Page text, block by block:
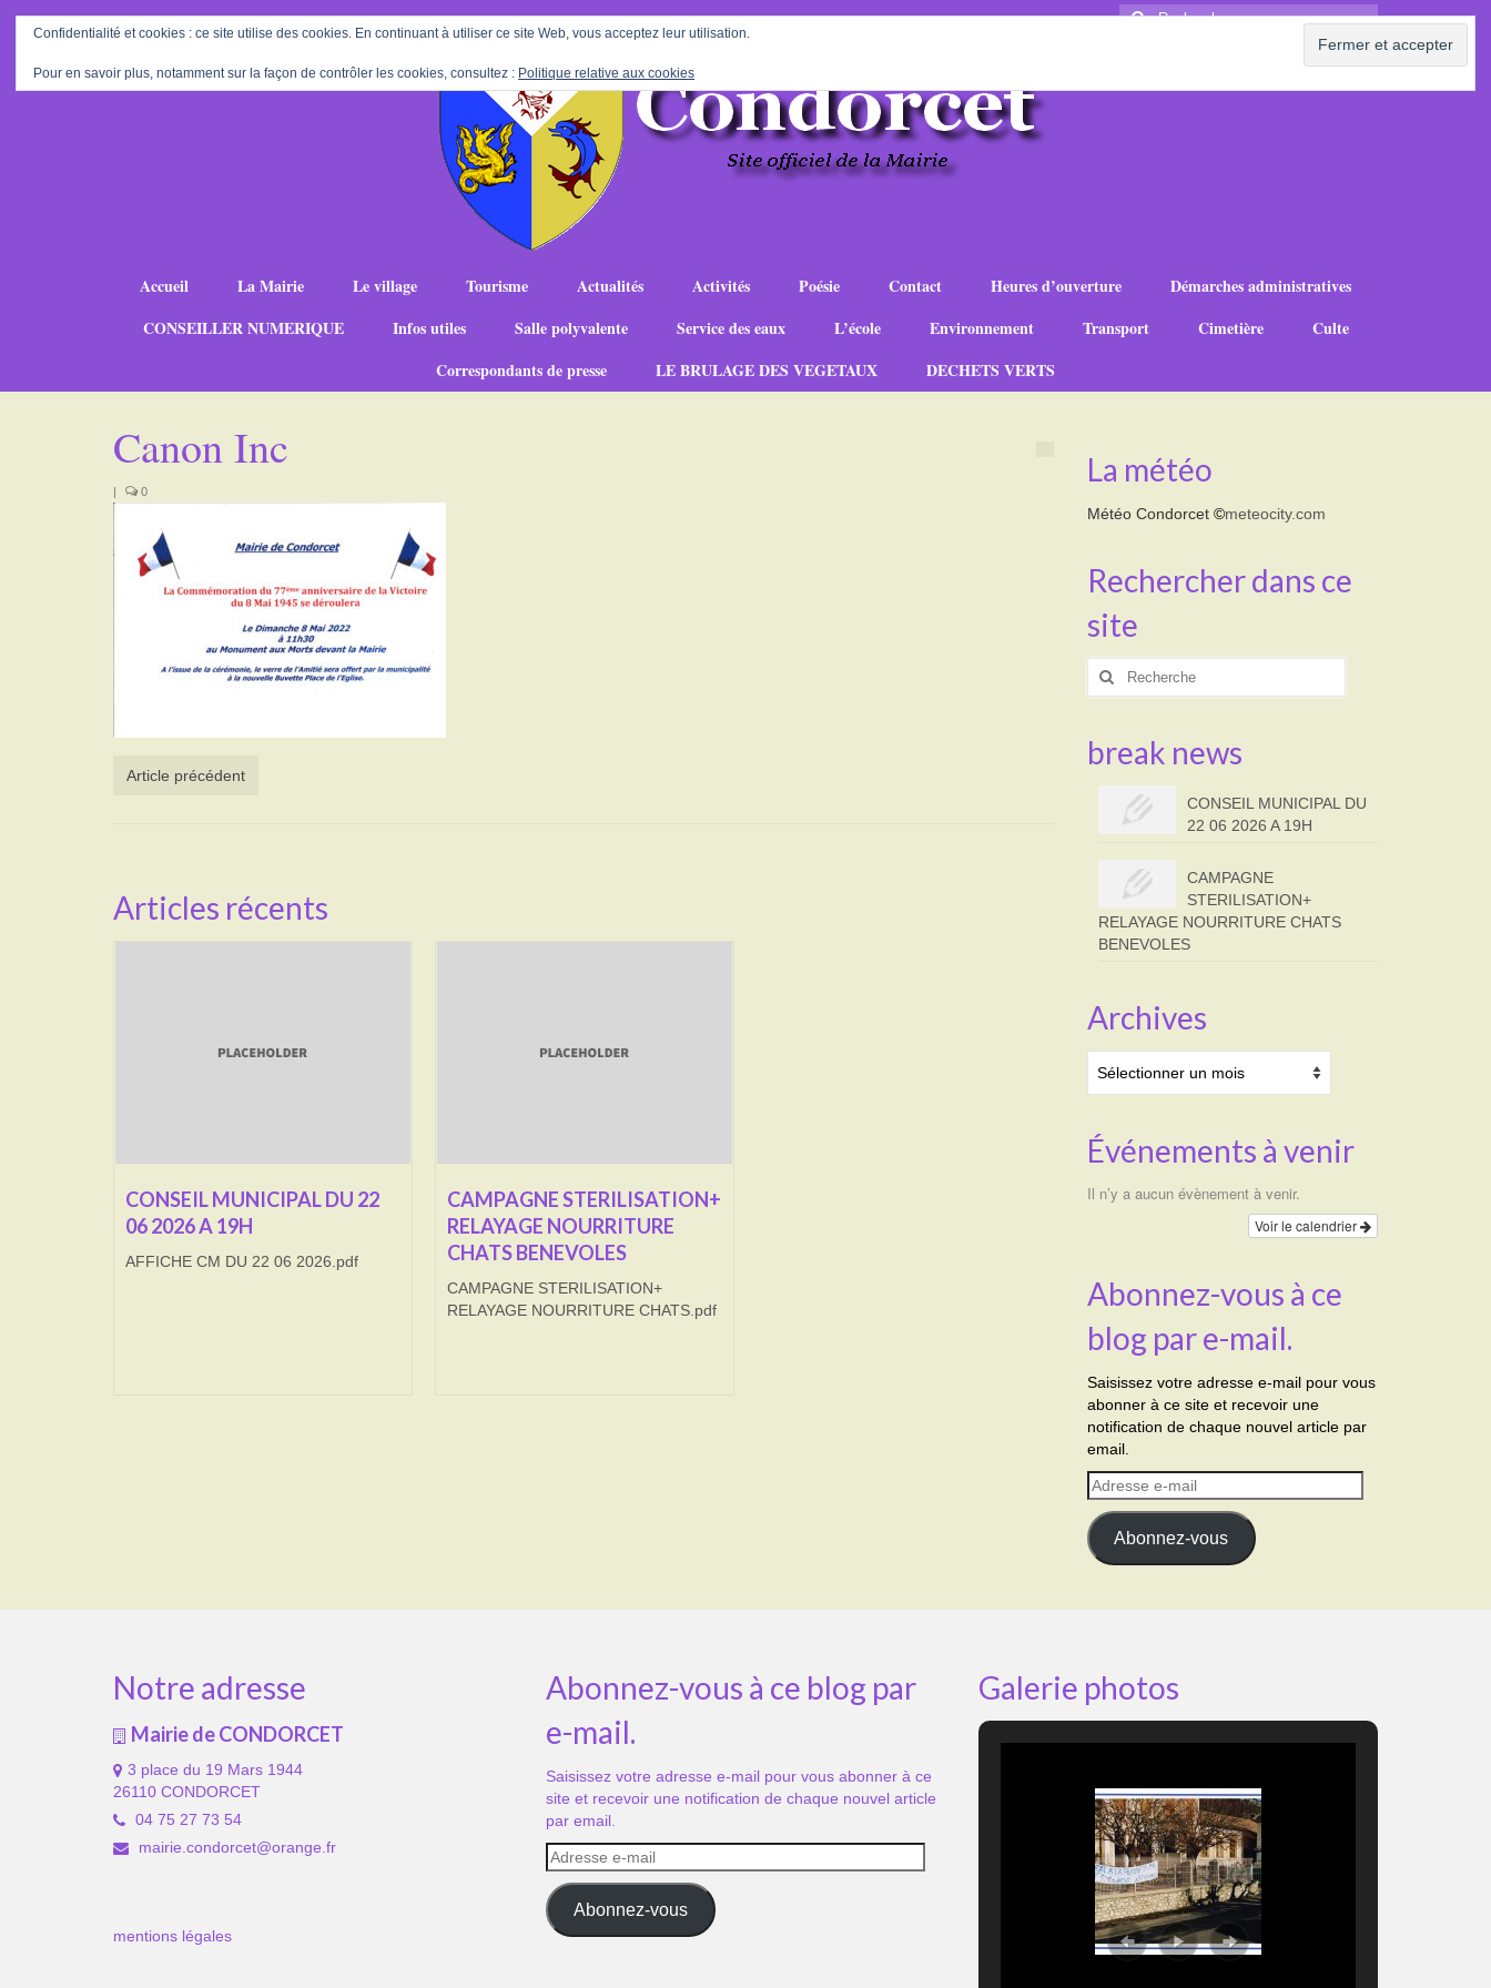
Rechercher
Accueil La Mairie Le village Tourisme Actualités Activités Poésie Contact Heures d’ouverture
Démarches administratives
CONSEILLER NUMERIQUE
Infos utiles Salle polyvalente Service des eaux L’école Environnement Transport Cimetière
Culte
Correspondants de presse
LE BRULAGE DES VEGETAUX DECHETS VERTS
Canon Inc
| 0
Article précédent
Articles récents
CONSEIL MUNICIPAL DU 22
06 2026 A 19H
AFFICHE CM DU 22 06 2026.pdf
CAMPAGNE STERILISATION+
RELAYAGE NOURRITURE
CHATS BENEVOLES
CAMPAGNE STERILISATION+
RELAYAGE NOURRITURE CHATS.pdf
La météo
Météo Condorcet©meteocity.com
Rechercher dans ce
site
Rechercher
break news
CONSEIL MUNICIPAL DU
22 06 2026 A 19H
CAMPAGNE
STERILISATION+
RELAYAGE NOURRITURE CHATS
BENEVOLES
Archives
Événements à venir
Il n’y a aucun évènement à venir.
Voir le calendrier
Abonnez-vous à ce
blog par e-mail.
Saisissez votre adresse e-mail pour vous
abonner à ce site et recevoir une
notification de chaque nouvel article par
email.
Adresse
e-
mail
Abonnez-vous
Notre adresse
Mairie de CONDORCET
3 place du 19 Mars 1944
26110 CONDORCET
04 75 27 73 54
mairie.condorcet@orange.fr
mentions légales
Abonnez-vous à ce blog par
e-mail.
Saisissez votre adresse e-mail pour vous abonner à ce
site et recevoir une notification de chaque nouvel article
par email.
Adresse
e-
mail
Abonnez-vous
Galerie photos
Confidentialité et cookies : ce site utilise des cookies. En continuant à utiliser ce site Web, vous acceptez leur utilisation.
Pour en savoir plus, notamment sur la façon de contrôler les cookies, consultez : Politique relative aux cookies